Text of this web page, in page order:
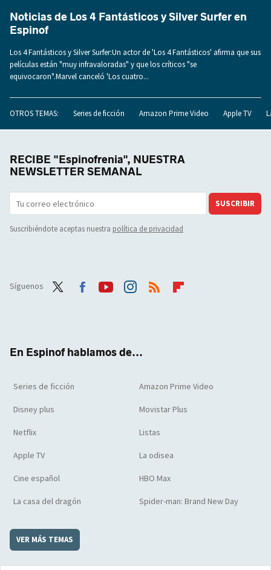
Noticias de Los 4 Fantásticos y Silver Surfer en
Espinof
Los 4 Fantásticos y Silver Surfer:Un actor de 'Los 4 Fantásticos' afirma que sus
películas están "muy infravaloradas" y que los críticos "se
equivocaron".Marvel canceló 'Los cuatro...
OTROS TEMAS: Series de ficción Amazon Prime Video Apple TV
RECIBE "Espinofrenia", NUESTRA
NEWSLETTER SEMANAL
SUSCRIBIR
Suscribiéndote aceptas nuestra política de privacidad
Síguenos
En Espinof hablamos de...
Series de ficción Amazon Prime Video
Disney plus Movistar Plus
Netflix Listas
Apple TV La odisea
Cine español HBO Max
La casa del dragón Spider-man: Brand New Day
VER MÁS TEMAS